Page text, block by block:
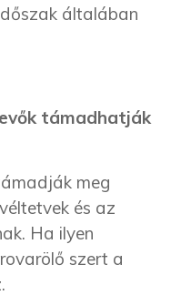
általában
támadhatják
meg
és az
Ha ilyen
szert a